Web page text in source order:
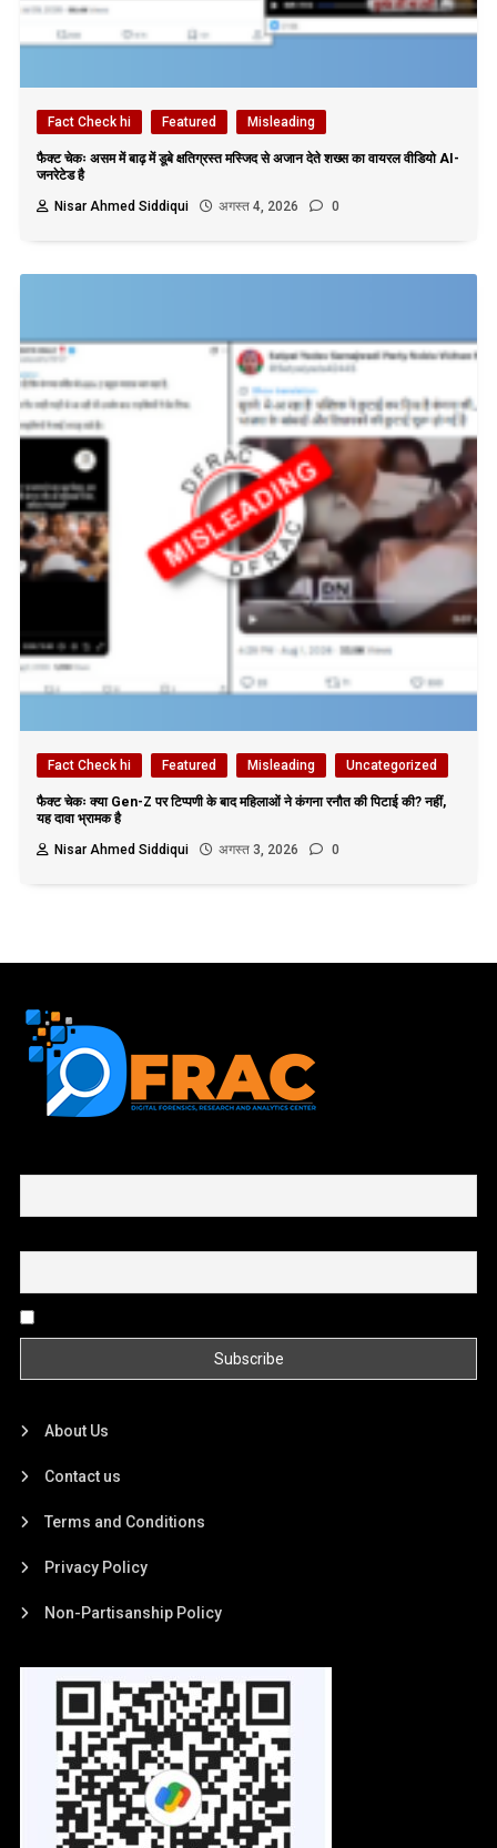
Fact Check hi Featured Misleading
फैक्ट चेकः असम में बाढ़ में डूबे क्षतिग्रस्त मस्जिद से अजान देते शख्स का वायरल वीडियो AI-
जनरेटेड है
Nisar Ahmed Siddiqui
अगस्त 4, 2026 0
Fact Check hi Featured Misleading Uncategorized
फैक्ट चेकः क्या Gen-Z पर टिप्पणी के बाद महिलाओं ने कंगना रनौत की पिटाई की? नहीं,
यह दावा भ्रामक है
Nisar Ahmed Siddiqui
अगस्त 3, 2026 0
About Us
Contact us
Terms and Conditions
Privacy Policy
Non-Partisanship Policy